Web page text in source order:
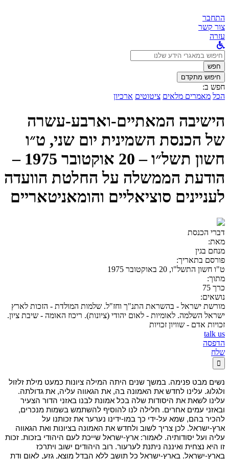
התחבר
צור קשר
עזרה
לחפש
ב:חפש
חיפוש מתקדם
חפש ב:
הכל מאמרים מלאים ציטוטים ארכיון
הישיבה המאתיים-וארבע-עשרה
של הכנסת השמינית יום שני, ט״ו
חשון תשל״ו – 20 אוקטובר 1975 –
הודעת הממשלה על החלטת הוועדה
לעניינים סוציאליים והומאניטאריים
דברי הכנסת
מאת:
מנחם בגין
פורסם בתאריך:
ט"ו חשון התשל"ו, 20 באוקטובר 1975
מתוך:
כרך 75
נושאים:
מורשת ישראל - בהשראת התנ"ך וחז"ל. שלמות המולדת - הזכות לארץ
ישראל השלמה. לאומיות - לאום יהודי (ציונות). ריכוז האומה - שיבת ציון.
זכויות אדם - שוויון זכויות
talk us
הדפסה
שלח

נשים מבט פנימה. במשך שנים היתה המילה ציונות כמעט מילת זלזול
ולגלוג. עלינו לחדש את האמונה בה, את הגאווה עליה, את גדולתה.
עלינו לשאת את היסודות שלה בכל אמונת לבנו באזני הדור הצעיר
ובאזני עמים אחרים. חלילה לנו להוסיף להשתמש בשמות מנכרים,
להכיר בהם, שמא על-ידי כך במו-ידינו נערער את זכותנו על
ארץ-ישראל. לכן צריך לשוב ולחדש את האמונה בציונות ואת הגאווה
עליה ועל יסודותיה. לאמור: ארץ-ישראל שייכת לעם היהודי בזכות. זכות
זו היא נצחית ואיננה ניתנת לערעור. רוב היהודים ישוב ויתרכז
בארץ-ישראל. בארץ-ישראל כל תושב ללא הבדל מוצא, גזע, לאום ודת